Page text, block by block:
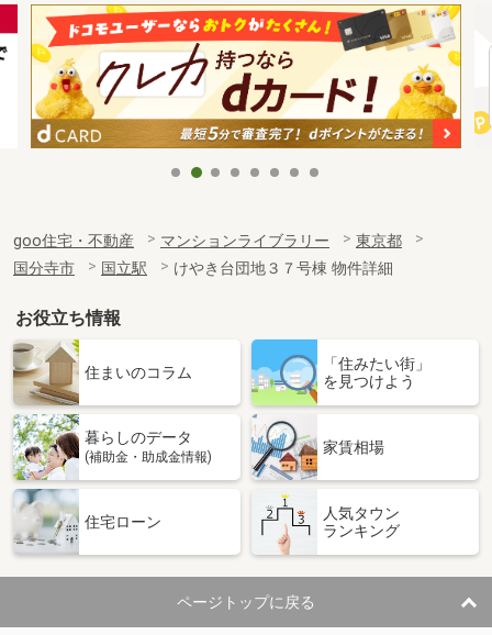
goo住宅・不動産 マンションライブラリー
東京都
国分寺市
国立駅 けやき台団地３７号棟 物件詳細
お役立ち情報
住まいのコラム
「住みたい街」
を見つけよう
暮らしのデータ
(補助金・助成金情報)
家賃相場
住宅ローン
人気タウン
ランキング
ページトップに戻る